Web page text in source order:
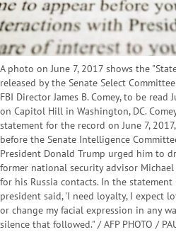
A photo on June 7, 2017 shows the
released by the Senate Select
FBI Director James B. Comey, to be read
on Capitol Hill in Washington, DC.
statement for the record on June 7,
before the Senate Intelligence
President Donald Trump urged him to
former national security advisor
for his Russia contacts. In the statement
president said, 'I need loyalty, I expect
or change my facial expression in any
silence that followed." / AFP PHOTO /